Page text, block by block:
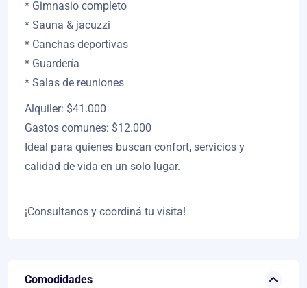
* Gimnasio completo
* Sauna & jacuzzi
* Canchas deportivas
* Guardería
* Salas de reuniones
Alquiler: $41.000
Gastos comunes: $12.000
Ideal para quienes buscan confort, servicios y
calidad de vida en un solo lugar.
¡Consultanos y coordiná tu visita!
Comodidades